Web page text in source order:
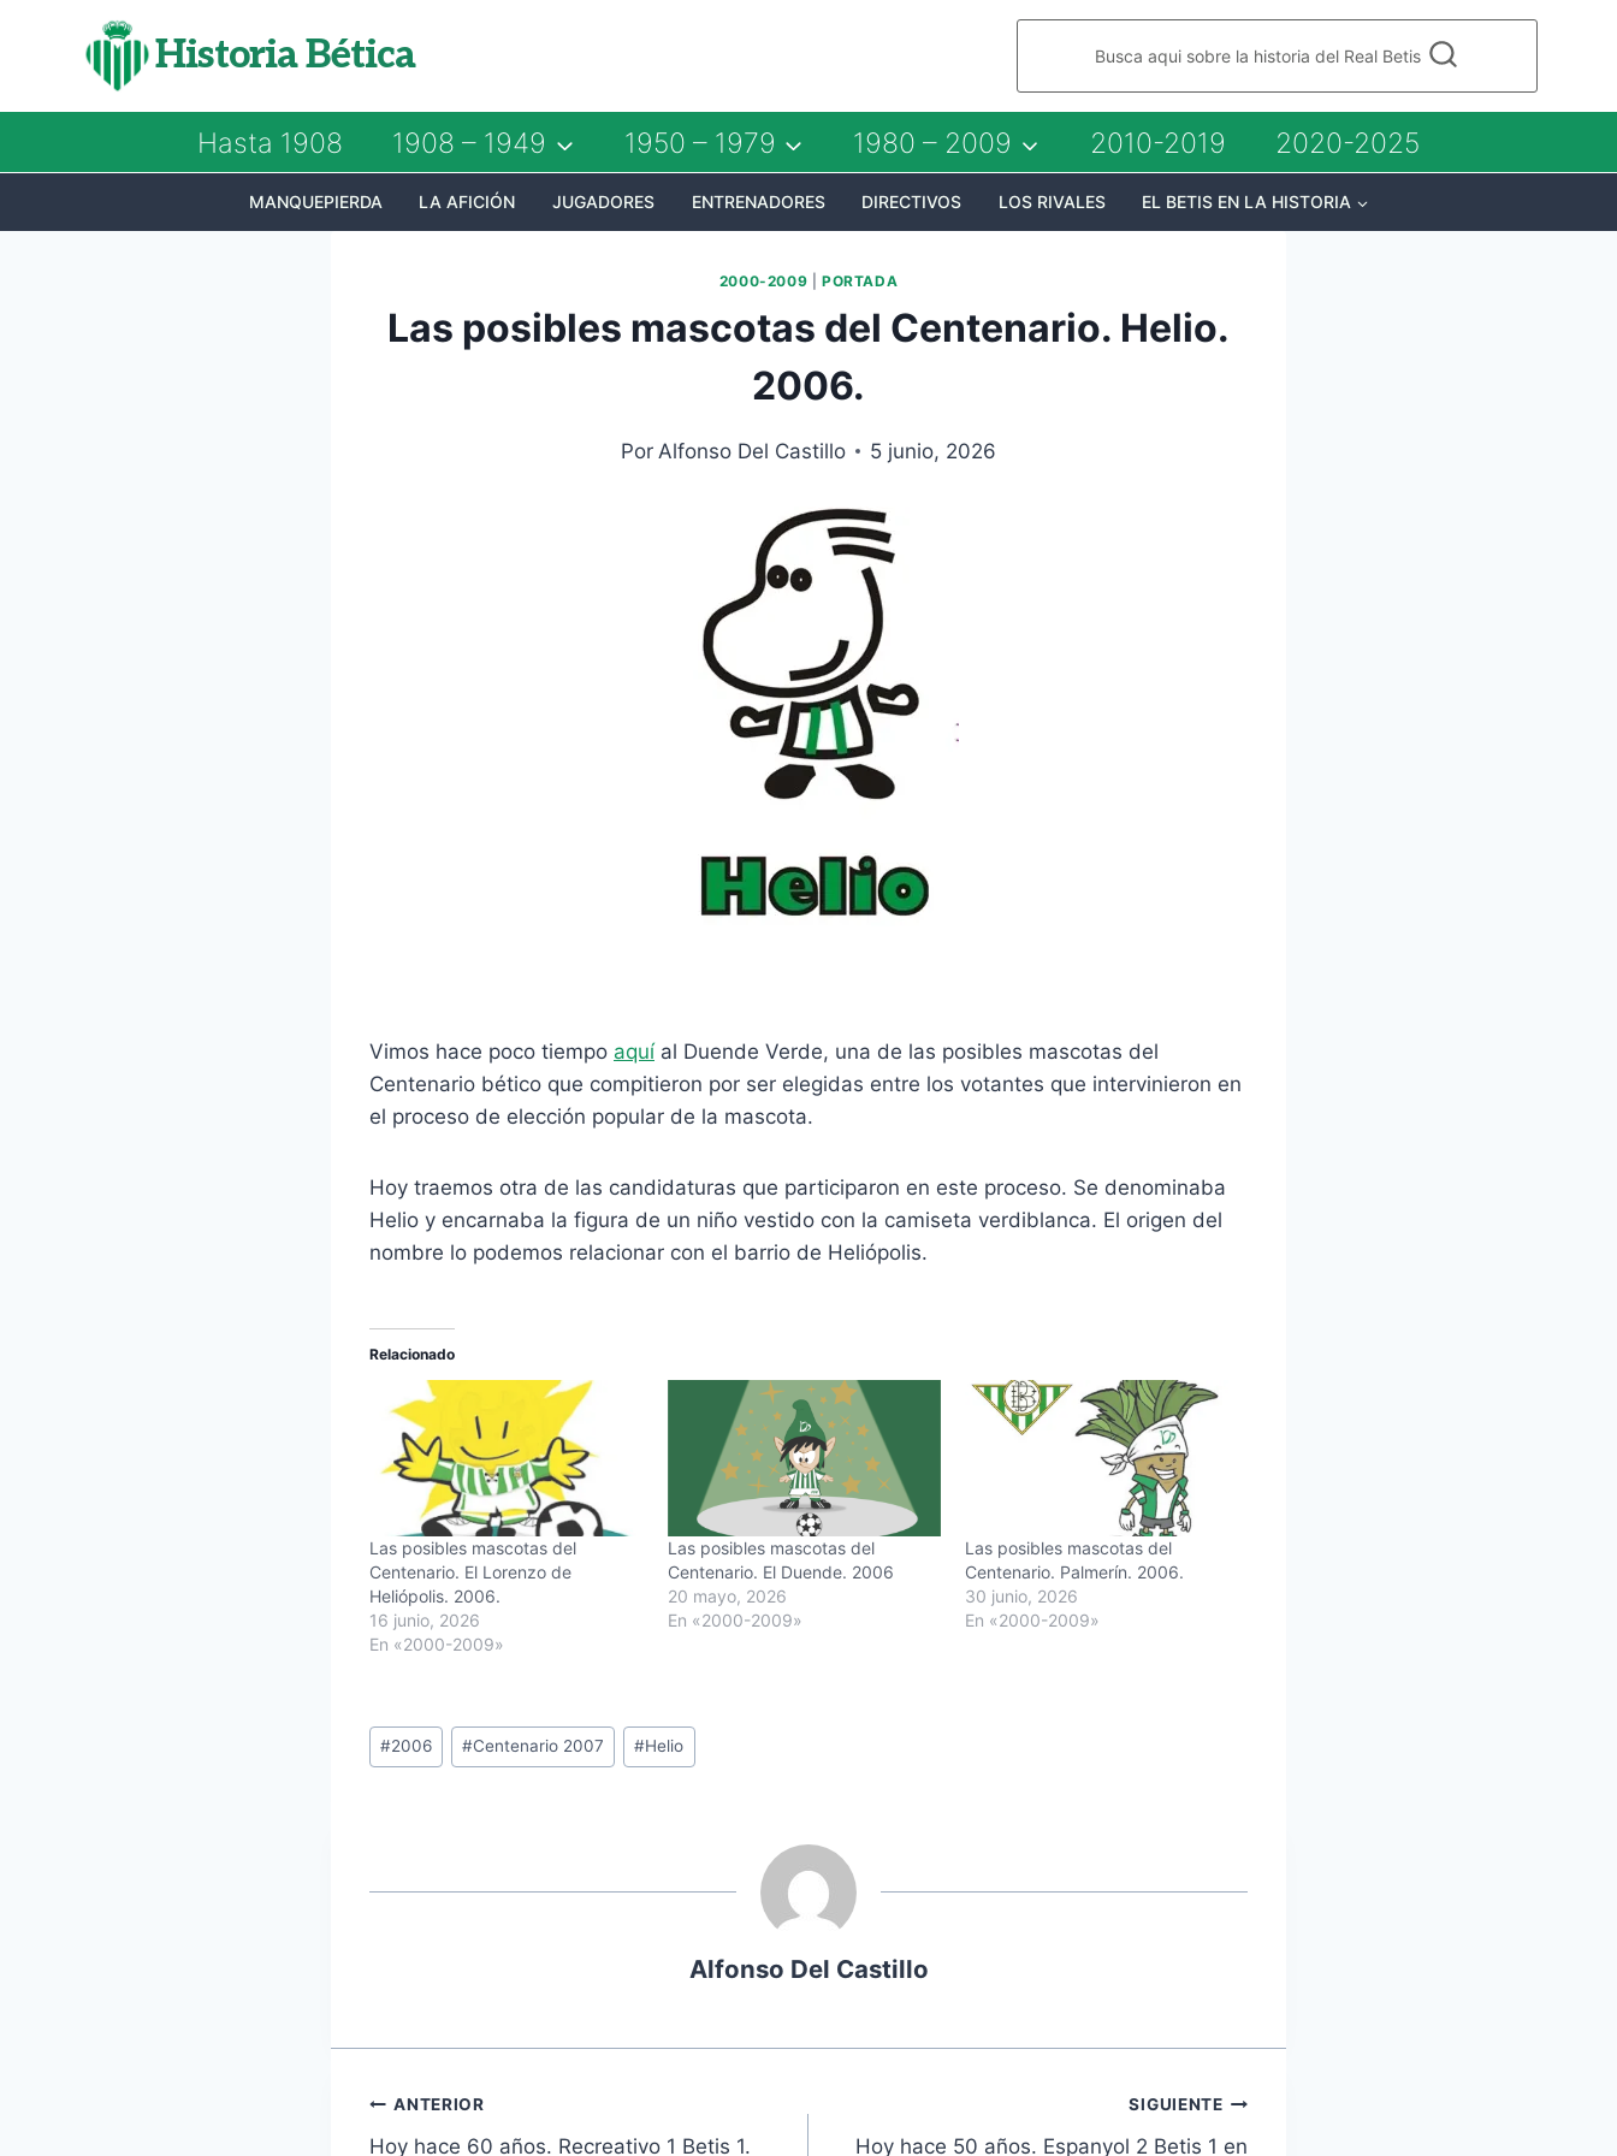
Historia Bética Busca aqui sobre la historia del Real Betis
Hasta 1908 1908 – 1949 1950 – 1979 1980 – 2009 2010-2019 2020-2025
MANQUEPIERDA LA AFICIÓN JUGADORES ENTRENADORES DIRECTIVOS LOS RIVALES EL BETIS EN LA HISTORIA
2000-2009 PORTADA
Las posibles mascotas del Centenario. Helio.
2006.
Por Alfonso Del Castillo 5 junio, 2026
Vimos hace poco tiempo aquíal Duende Verde, una de las posibles mascotas del
Centenario bético que compitieron por ser elegidas entre los votantes que intervinieron en
el proceso de elección popular de la mascota.
Hoy traemos otra de las candidaturas que participaron en este proceso. Se denominaba
Helio y encarnaba la figura de un niño vestido con la camiseta verdiblanca. El origen del
nombre lo podemos relacionar con el barrio de Heliópolis.
Relacionado
Las posibles mascotas del
Centenario. El Lorenzo de
Heliópolis. 2006.
16 junio, 2026
En «2000-2009»
Las posibles mascotas del
Centenario. El Duende. 2006
20 mayo, 2026
En «2000-2009»
Las posibles mascotas del
Centenario. Palmerín. 2006.
30 junio, 2026
En «2000-2009»
Etiquetas
de
#2006 #Centenario 2007 #Helio
Alfonso Del Castillo
Navegación
ANTERIOR
Hoy hace 60 años. Recreativo 1 Betis 1.
SIGUIENTE
Hoy hace 50 años. Espanyol 2 Betis 1 en